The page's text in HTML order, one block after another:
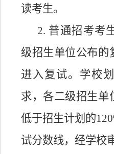
读考生。
2. 普通招考考
级招生单位公布的
进入复试。学校
求，各二级招生单
低于招生计划的
试分数线，经学校